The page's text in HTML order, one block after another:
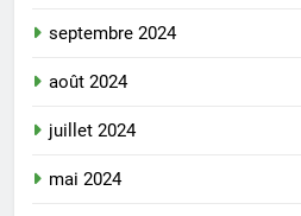
septembre 2024
août 2024
juillet 2024
mai 2024